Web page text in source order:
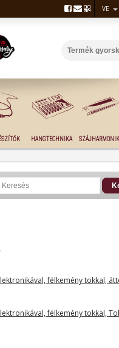
VE
HANGTECHNIKA
félkemény tokkal,
félkemény tokkal,